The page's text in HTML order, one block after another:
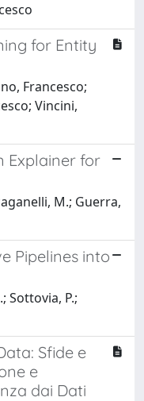
for Entity
Francesco;
Vincini,
Explainer for
M.; Guerra,
Pipelines into
Sottovia, P.;
Sfide e
e
dai Dati